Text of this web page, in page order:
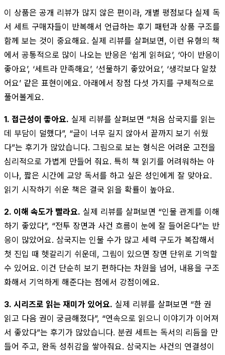
이 상품은 공개 리뷰가 많지 않은 편이라, 개별 평점보다 실제 독
서 세트 구매자들이 반복해서 언급하는 후기 패턴과 상품 구조를
함께 보는 것이 중요해요. 실제 리뷰를 살펴보면, 이런 유형의 책
에서 공통적으로 많이 나오는 반응은 ‘쉽게 읽혀요’, ‘아이 반응이
좋아요’, ‘세트라 만족해요’, ‘선물하기 좋았어요’, ‘생각보다 알찼
어요’ 같은 표현이에요. 아래에서 장점 다섯 가지를 구체적으로
풀어볼게요.
1. 접근성이 좋아요. 실제 리뷰를 살펴보면 “처음 삼국지를 읽는
데 부담이 덜했다”, “글이 너무 길지 않아서 끝까지 보기 쉬웠
다”는 후기가 많았습니다. 그림으로 보는 형식은 어려운 고전을
심리적으로 가볍게 만들어 줘요. 특히 책 읽기를 어려워하는 아
이나, 짧은 시간에 교양 독서를 하고 싶은 성인에게 잘 맞아요.
읽기 시작하기 쉬운 책은 결국 읽을 확률이 높아요.
2. 이해 속도가 빨라요. 실제 리뷰를 살펴보면 “인물 관계를 이해
하기 좋았다”, “전투 장면과 사건 흐름이 눈에 잘 들어온다”는 반
응이 많았어요. 삼국지는 인물 수가 많고 세력 구도가 복잡해서
첫 진입 때 헷갈리기 쉬운데, 그림이 있으면 장면 단위로 기억할
수 있어요. 이건 단순히 보기 편하다는 차원을 넘어, 내용을 구조
화해서 기억하게 해준다는 점에서 강점이에요.
3. 시리즈로 읽는 재미가 있어요. 실제 리뷰를 살펴보면 “한 권
읽고 다음 권이 궁금해졌다”, “연속으로 읽으니 이야기가 이어져
서 좋았다”는 후기가 많았습니다. 분권 세트는 독서의 리듬을 만
들어 주고, 완독 성취감을 쌓아줘요. 삼국지는 사건의 연결성이